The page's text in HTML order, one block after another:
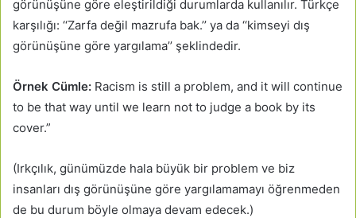
görünüşüne göre eleştirildiği durumlarda kullanılır. Türkçe
karşılığı: ‘‘Zarfa değil mazrufa bak.’’ ya da ‘‘kimseyi dış
görünüşüne göre yargılama’’ şeklindedir.
Örnek Cümle: Racism is still a problem, and it will continue
to be that way until we learn not to judge a book by its
cover.”
(Irkçılık, günümüzde hala büyük bir problem ve biz
insanları dış görünüşüne göre yargılamamayı öğrenmeden
de bu durum böyle olmaya devam edecek.)